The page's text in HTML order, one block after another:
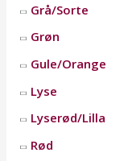
Grå/Sorte
Grøn
Gule/Orange
Lyse
Lyserød/Lilla
Rød